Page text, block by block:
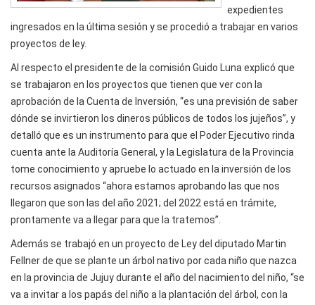
expedientes
ingresados en la última sesión y se procedió a trabajar en varios
proyectos de ley.
Al respecto el presidente de la comisión Guido Luna explicó que
se trabajaron en los proyectos que tienen que ver con la
aprobación de la Cuenta de Inversión, “es una previsión de saber
dónde se invirtieron los dineros públicos de todos los jujeños”, y
detalló que es un instrumento para que el Poder Ejecutivo rinda
cuenta ante la Auditoría General, y la Legislatura de la Provincia
tome conocimiento y apruebe lo actuado en la inversión de los
recursos asignados “ahora estamos aprobando las que nos
llegaron que son las del año 2021; del 2022 está en trámite,
prontamente va a llegar para que la tratemos”.
Además se trabajó en un proyecto de Ley del diputado Martin
Fellner de que se plante un árbol nativo por cada niño que nazca
en la provincia de Jujuy durante el año del nacimiento del niño, “se
va a invitar a los papás del niño a la plantación del árbol, con la